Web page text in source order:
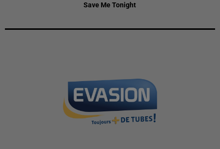
Save Me Tonight